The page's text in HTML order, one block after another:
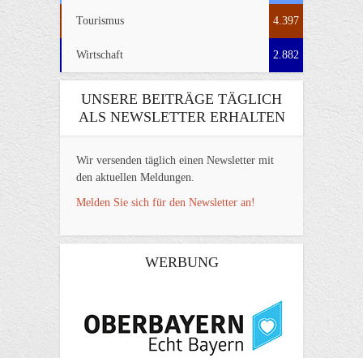
Tourismus 4.397
Wirtschaft 2.882
UNSERE BEITRÄGE TÄGLICH
ALS NEWSLETTER ERHALTEN
Wir versenden täglich einen Newsletter mit
den aktuellen Meldungen.
Melden Sie sich für den Newsletter an!
WERBUNG